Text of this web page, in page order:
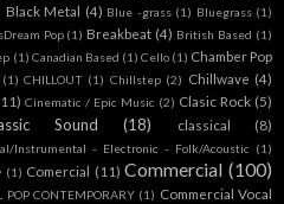
Black Metal (4) Blue -grass (1) Bluegrass (1)
Pop (1) Breakbeat (4) British Based (1)
(1) Canadian Based (1) Cello (1) Chamber Pop
(1) CHILLOUT (1) Chillstep (2) Chillwave (4)
Cinematic / Epic Music (2) Clasic Rock (5)
Sound (18) classical (8)
Instrumental - Electronic - Folk/Acoustic (1)
(1) Comercial (11) Commercial (100)
POP CONTEMPORARY (1) Commercial Vocal